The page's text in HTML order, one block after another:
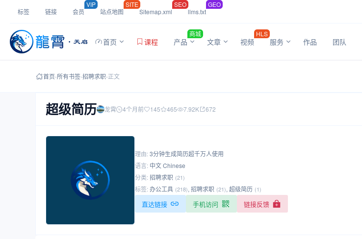
标签 链接 会员
VIP
站点地图
SITE
Sitemap.xml
SEO
llms.txt
GEO
首页 课程 产品
商城
文章 视频
HLS
服务 作品 团队
首页-所有书签-招聘求职-正文
超级简历 龙霄 4个月前 145 465 7.92K 672
理由:3分钟生成简历超千万人使用
语言: 中文 Chinese
分类:招聘求职 (21)
标签:办公工具 (218), 招聘求职 (21), 超级简历 (1)
直达链接 手机访问 链接反馈